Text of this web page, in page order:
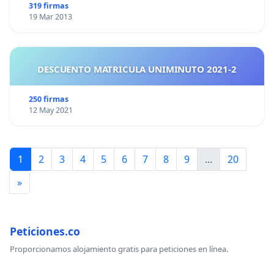
319 firmas
19 Mar 2013
DESCUENTO MATRICULA UNIMINUTO 2021-2
250 firmas
12 May 2021
1 2 3 4 5 6 7 8 9 ...
20
»
Peticiones.co
Proporcionamos alojamiento gratis para peticiones en línea.